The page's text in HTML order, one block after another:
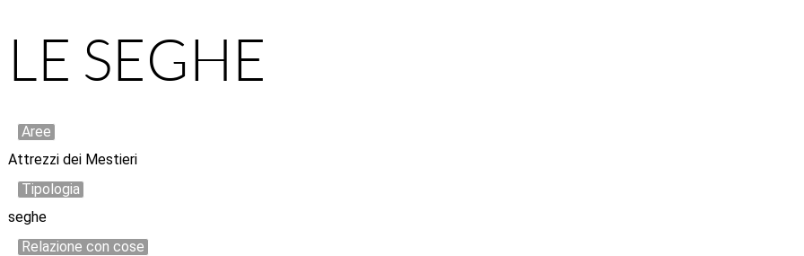
LE SEGHE
Aree
Attrezzi dei Mestieri
Tipologia
seghe
Relazione con cose